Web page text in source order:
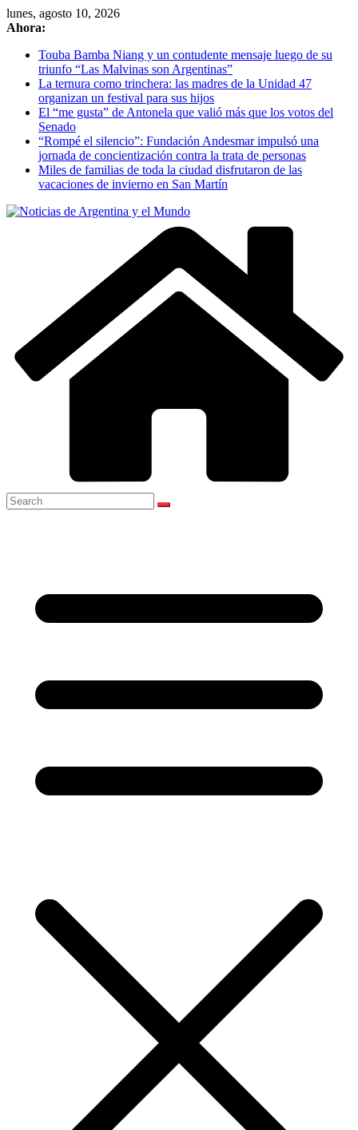
Skip
to
lunes, agosto 10, 2026
Ahora:
Touba Bamba Niang y un contudente mensaje luego de su
triunfo “Las Malvinas son Argentinas”
La ternura como trinchera: las madres de la Unidad 47
organizan un festival para sus hijos
El “me gusta” de Antonela que valió más que los votos del
Senado
“Rompé el silencio”: Fundación Andesmar impulsó una
jornada de concientización contra la trata de personas
Miles de familias de toda la ciudad disfrutaron de las
vacaciones de invierno en San Martín